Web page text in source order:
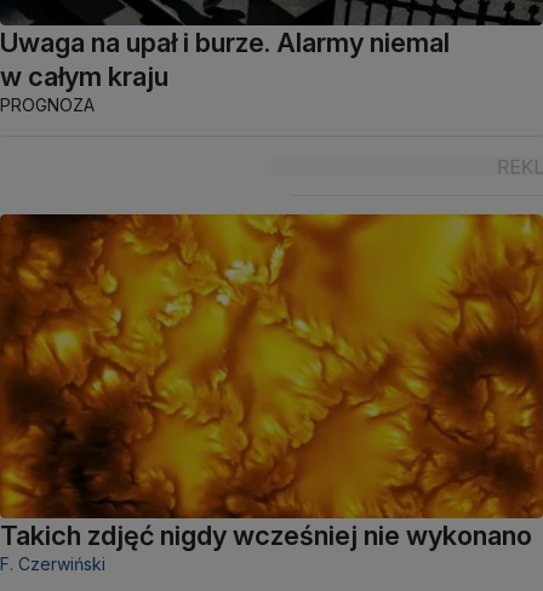
Uwaga na upał i burze. Alarmy niemal
w całym kraju
PROGNOZA
Takich zdjęć nigdy wcześniej nie wykonano
F. Czerwiński